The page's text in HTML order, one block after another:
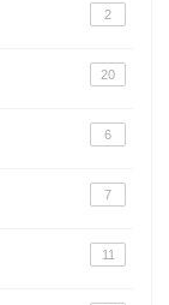
2
20
6
7
11